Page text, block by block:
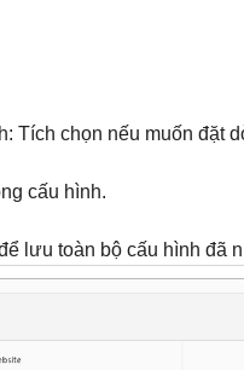
Tích chọn nếu muốn đặt
cấu hình.
lưu toàn bộ cấu hình đã